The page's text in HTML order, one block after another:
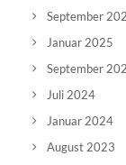
September
Januar 2025
September
Juli 2024
Januar 2024
August 2023